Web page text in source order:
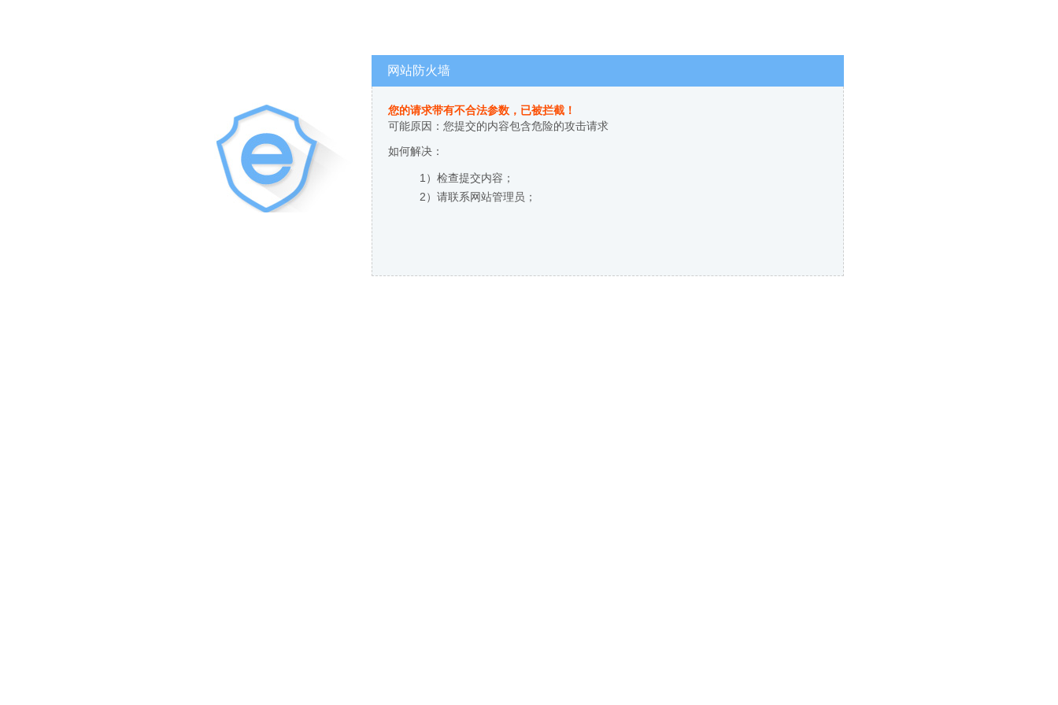
网站防火墙
您的请求带有不合法参数，已被拦截！
可能原因：您提交的内容包含危险的攻击请求
如何解决：
1）检查提交内容；
2）请联系网站管理员；